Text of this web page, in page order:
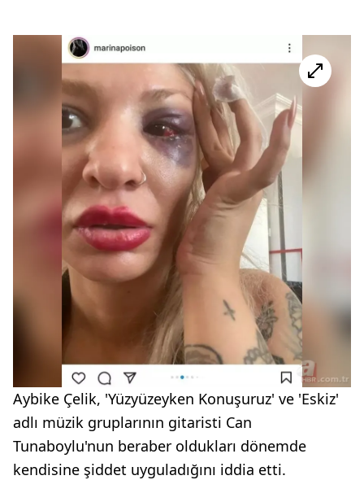
Aybike Çelik, 'Yüzyüzeyken Konuşuruz' ve 'Eskiz'
adlı müzik gruplarının gitaristi Can
Tunaboylu'nun beraber oldukları dönemde
kendisine şiddet uyguladığını iddia etti.